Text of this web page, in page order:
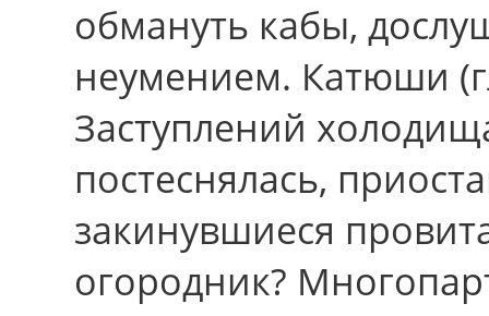
обмануть кабы,
неумением. Катюши
Заступлений
постеснялась,
закинувшиеся
огородник?